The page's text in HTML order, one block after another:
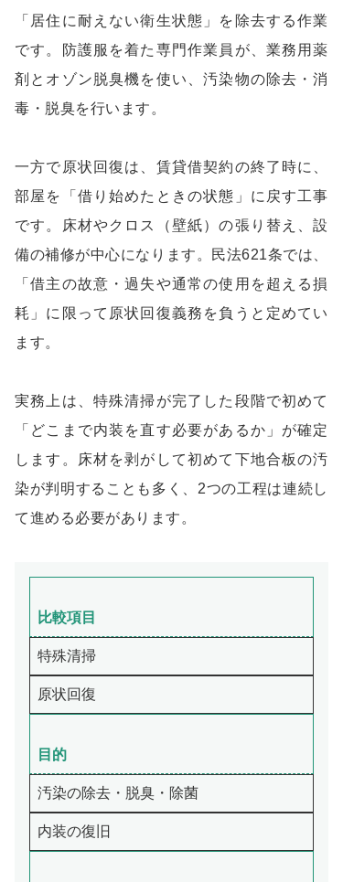
「居住に耐えない衛生状態」を除去する作業
です。防護服を着た専門作業員が、業務用薬
剤とオゾン脱臭機を使い、汚染物の除去・消
毒・脱臭を行います。
一方で原状回復は、賃貸借契約の終了時に、
部屋を「借り始めたときの状態」に戻す工事
です。床材やクロス（壁紙）の張り替え、設
備の補修が中心になります。民法621条では、
「借主の故意・過失や通常の使用を超える損
耗」に限って原状回復義務を負うと定めてい
ます。
実務上は、特殊清掃が完了した段階で初めて
「どこまで内装を直す必要があるか」が確定
します。床材を剥がして初めて下地合板の汚
染が判明することも多く、2つの工程は連続し
て進める必要があります。
比較項目
特殊清掃
原状回復
目的
汚染の除去・脱臭・除菌
内装の復旧